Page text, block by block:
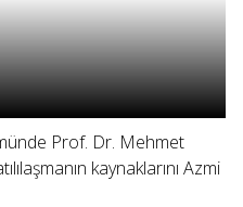
Prof. Dr. Mehmet
kaynaklarını Azmi